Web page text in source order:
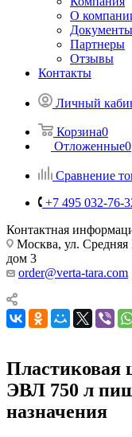
О
Документы
Партнеры
Отзывы
Контакты
Личный
Корзина0
Отложенные0
Сравнение
+7 495 032-76-
Контактная
Москва, ул. Средняя
дом 3
order@verta-tara.com
Пластиковая
ЭВЛ 750 л
назначения